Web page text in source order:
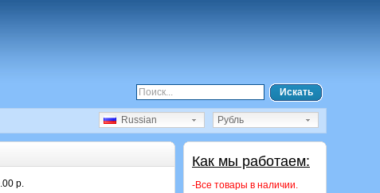
Искать
Рубль
Russian
Как мы работаем:
-Все товары в наличии.
р.